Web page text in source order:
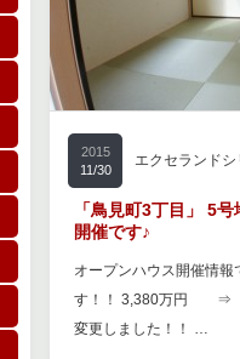
2015
11/30
エクセランドシ
「鳥見町3丁目」 5
開催です♪
オープンハウス開催情
す！！ 3,380万円
変更しました！！ …